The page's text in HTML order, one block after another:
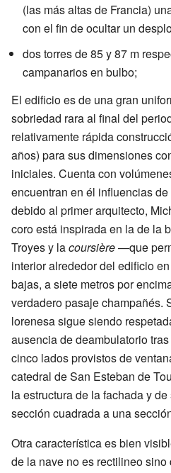
(las más altas de Francia)
con el fin de ocultar un
dos torres de 85 y87 m
campanarios en bulbo;
El edificio es de una gran
sobriedad rara al final del
relativamente rápida
años) para sus dimensiones
iniciales. Cuenta con
encuentran en él influencias
debido al primer arquitecto,
coro está inspirada en la de la
Troyes y lacoursière—que
interior alrededor del edificio
bajas, a siete metros por
verdadero pasaje champañés.
lorenesa sigue siendo
ausencia de deambulatorio
cinco lados provistos de
catedral de San Esteban de
la estructura de la fachada y
sección cuadrada a una
Otra característica es bien
de la nave no es rectilineo sino